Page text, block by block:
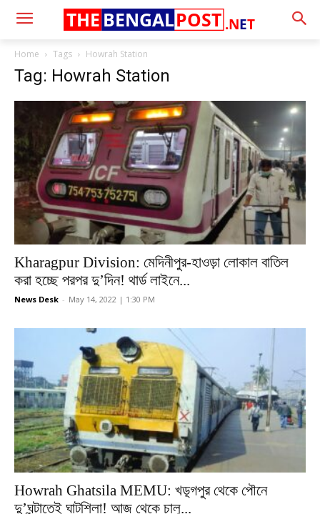
.NET
THE BENGALPOST
Home Tags Howrah Station
Tag: Howrah Station
Kharagpur Division: মেদিনীপুর-হাওড়া লোকাল বাতিল
করা হচ্ছে পরপর দু’দিন! থার্ড লাইনে...
News Desk - May 14, 2022 | 1:30 PM
Howrah Ghatsila MEMU: খড়্গপুর থেকে পৌনে
দু’ঘন্টাতেই ঘাটশিলা! আজ থেকে চালু...